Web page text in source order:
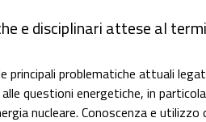
e disciplinari attese al
principali problematiche attuali
questioni energetiche, in
nucleare. Conoscenza e utilizzo